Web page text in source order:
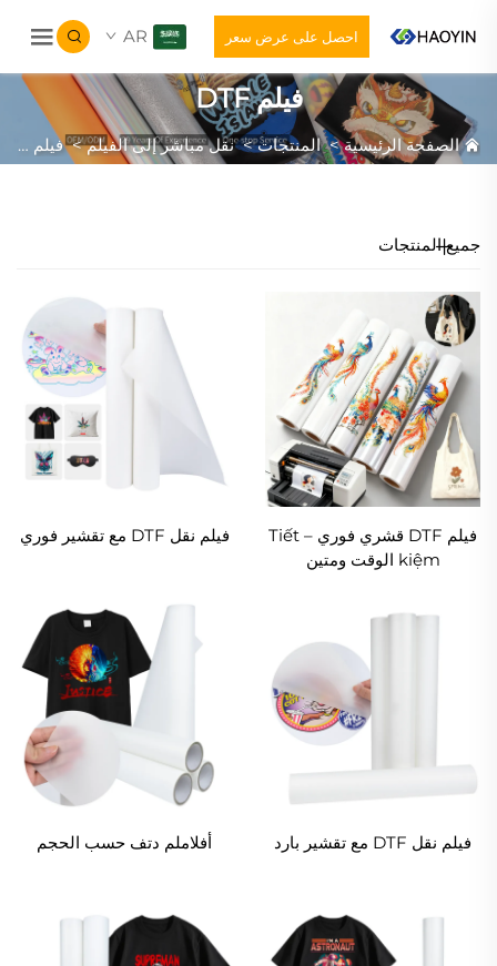
احصل على عرض سعر AR
فيلم DTF
الصفحة الرئيسية>المنتجات>نقل مباشر إلى الفيلم>فيلم DTF
جميع المنتجات
فيلم DTF قشري فوري – Tiết
kiệm الوقت ومتين
فيلم نقل DTF مع تقشير فوري
فيلم نقل DTF مع تقشير بارد أفلاملم دتف حسب الحجم